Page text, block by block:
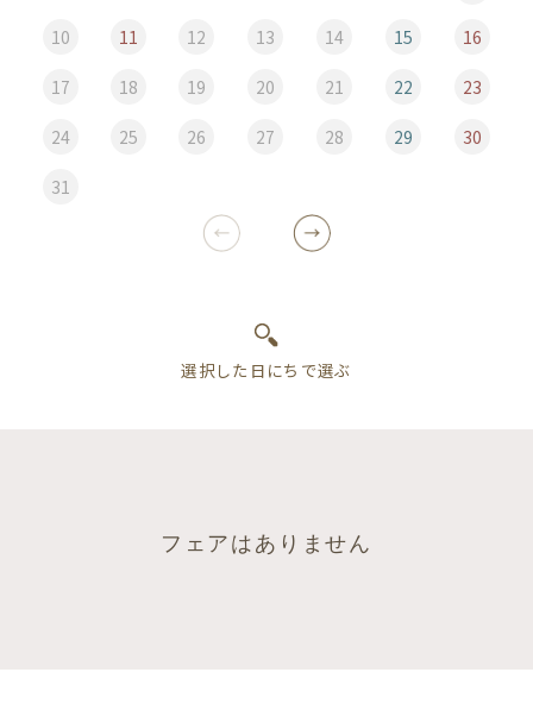
10 11 12 13 14 15 16
17 18 19 20 21 22 23
24 25 26 27 28 29 30
31
フェアはありません